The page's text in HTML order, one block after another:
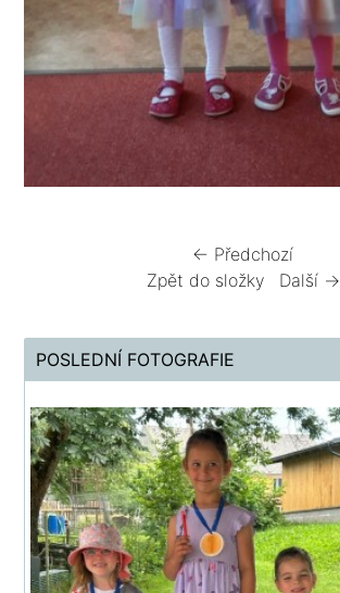
← Předchozí
Zpět do složky
Další →
POSLEDNÍ FOTOGRAFIE